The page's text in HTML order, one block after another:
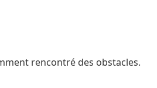
rencontré des obstacles.